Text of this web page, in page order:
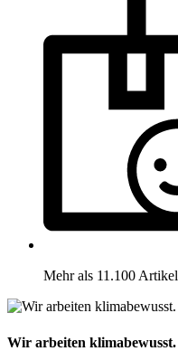
Mehr als 11.100 Artikel
Wir arbeiten klimabewusst.